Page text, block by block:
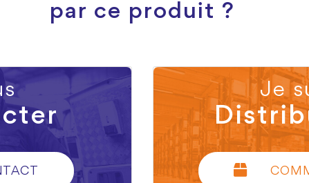
par ce produit ?
Je